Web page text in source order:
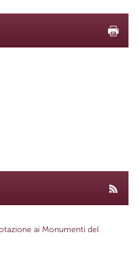
ai Monumenti del